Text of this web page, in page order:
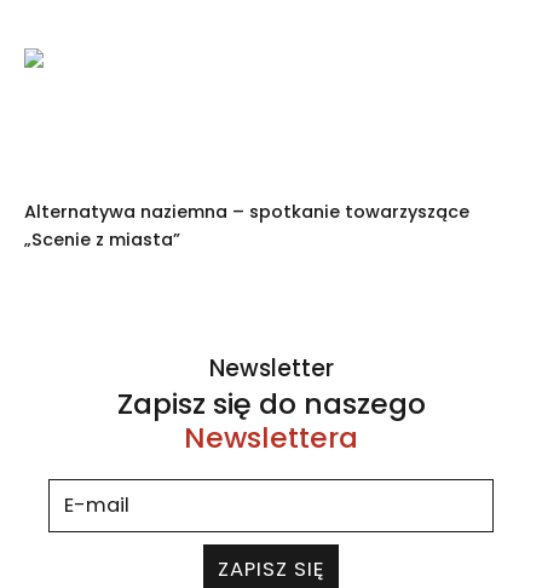
Alternatywa naziemna – spotkanie towarzyszące
„Scenie z miasta”
Newsletter
Zapisz się do naszego
Newslettera
ZAPISZ SIĘ